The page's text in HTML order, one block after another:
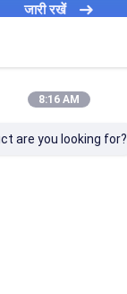
जारी रखें
8:16 AM
are you looking for?